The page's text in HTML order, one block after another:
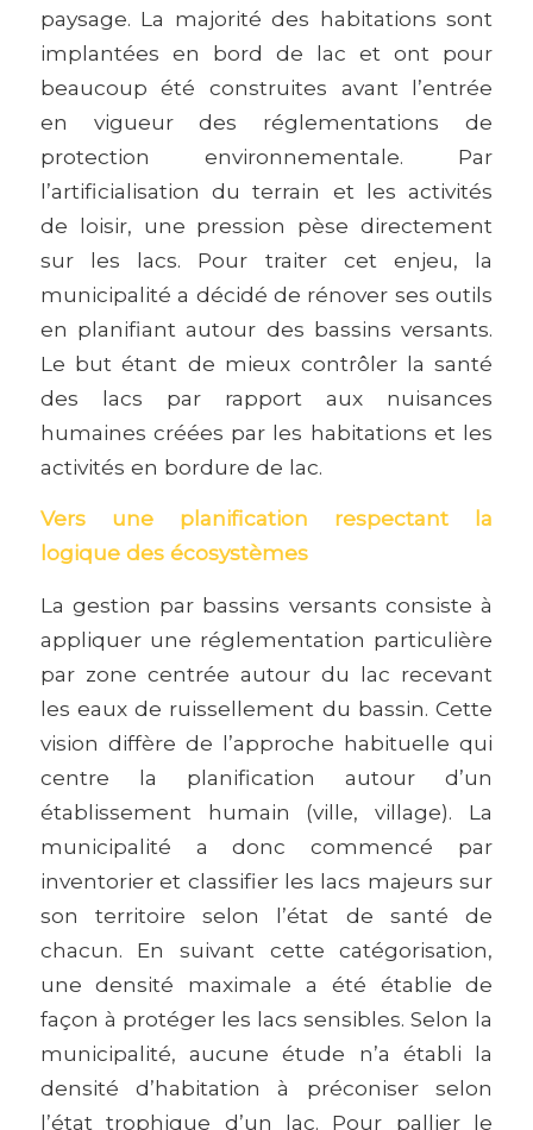
paysage. La majorité des habitations sont
implantées en bord de lac et ont pour
beaucoup été construites avant l’entrée
en vigueur des réglementations de
protection environnementale. Par
l’artificialisation du terrain et les activités
de loisir, une pression pèse directement
sur les lacs. Pour traiter cet enjeu, la
municipalité a décidé de rénover ses outils
en planifiant autour des bassins versants.
Le but étant de mieux contrôler la santé
des lacs par rapport aux nuisances
humaines créées par les habitations et les
activités en bordure de lac.
Vers une planification respectant la
logique des écosystèmes
La gestion par bassins versants consiste à
appliquer une réglementation particulière
par zone centrée autour du lac recevant
les eaux de ruissellement du bassin. Cette
vision diffère de l’approche habituelle qui
centre la planification autour d’un
établissement humain (ville, village). La
municipalité a donc commencé par
inventorier et classifier les lacs majeurs sur
son territoire selon l’état de santé de
chacun. En suivant cette catégorisation,
une densité maximale a été établie de
façon à protéger les lacs sensibles. Selon la
municipalité, aucune étude n’a établi la
densité d’habitation à préconiser selon
l’état trophique d’un lac. Pour pallier le